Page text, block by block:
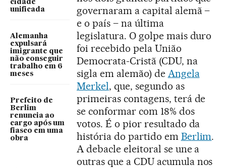
cidade
unificada
Alemanha
expulsará
imigrante que
não conseguir
trabalho em 6
meses
Prefeito de
Berlim
renuncia ao
cargo após um
fiasco em uma
obra
governaram a capital alemã –
e o país – na última
legislatura. O golpe mais duro
foi recebido pela União
Democrata-Cristã (CDU, na
sigla em alemão) de Angela
Merkel, que, segundo as
primeiras contagens, terá de
se conformar com 18% dos
votos. É o pior resultado da
história do partido em Berlim.
A debacle eleitoral se une a
outras que a CDU acumula nos